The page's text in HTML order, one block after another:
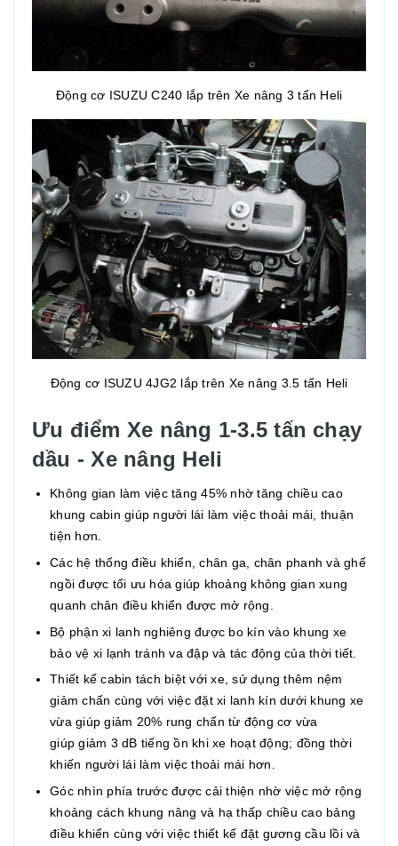
Động cơ ISUZU C240 lắp trên Xe nâng 3 tấn Heli
Động cơ ISUZU 4JG2 lắp trên Xe nâng 3.5 tấn Heli
Ưu điểm Xe nâng 1-3.5 tấn chạy
dầu - Xe nâng Heli
Không gian làm việc tăng 45% nhờ tăng chiều cao
khung cabin giúp người lái làm việc thoải mái, thuận
tiện hơn.
Các hệ thống điều khiển, chân ga, chân phanh và ghế
ngồi được tối ưu hóa giúp khoảng không gian xung
quanh chân điều khiển được mở rộng.
Bộ phận xi lanh nghiêng được bo kín vào khung xe
bảo vệ xi lạnh tránh va đập và tác động của thời tiết.
Thiết kế cabin tách biệt với xe, sử dụng thêm nệm
giảm chấn cùng với việc đặt xi lanh kín dưới khung xe
vừa giúp giảm 20% rung chấn từ động cơ vừa
giúp giảm 3 dB tiếng ồn khi xe hoạt động; đồng thời
khiến người lái làm việc thoải mái hơn.
Góc nhìn phía trước được cải thiện nhờ việc mở rộng
khoảng cách khung nâng và hạ thấp chiều cao bảng
điều khiển cùng với việc thiết kế đặt gương cầu lồi và